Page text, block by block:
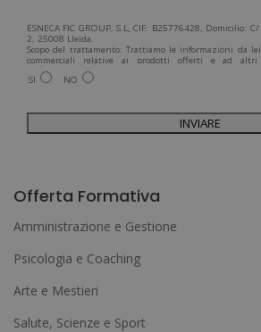
ESNECA FIC GROUP, S.L, CIF: B25776428, Domicilio:
2, 25008 Lleida.
Scopo del trattamento: Trattiamo le informazioni da
commerciali relative ai prodotti offerti e ad altri
interessarla. Legittimazione del trattamento:
Può esercitare i suoi diritti identificandosi
ricevere informazioni commerciali (per telefono e/o via
SI NO
l
r
n
a
Offerta Formativa
Amministrazione e Gestione
Psicologia e Coaching
Arte e Mestieri
Salute, Scienze e Sport